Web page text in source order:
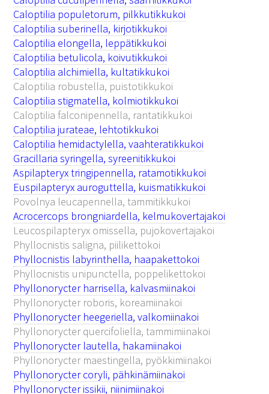
Caloptilia populetorum, pilkkutikkukoi
Caloptilia suberinella, kirjotikkukoi
Caloptilia elongella, leppätikkukoi
Caloptilia betulicola, koivutikkukoi
Caloptilia alchimiella, kultatikkukoi
Caloptilia robustella, puistotikkukoi
Caloptilia stigmatella, kolmiotikkukoi
Caloptilia falconipennella, rantatikkukoi
Caloptilia jurateae, lehtotikkukoi
Caloptilia hemidactylella, vaahteratikkukoi
Gracillaria syringella, syreenitikkukoi
Aspilapteryx tringipennella, ratamotikkukoi
Euspilapteryx auroguttella, kuismatikkukoi
Povolnya leucapennella, tammitikkukoi
Acrocercops brongniardella, kelmukovertajakoi
Leucospilapteryx omissella, pujokovertajakoi
Phyllocnistis saligna, piilikettokoi
Phyllocnistis labyrinthella, haapakettokoi
Phyllocnistis unipunctella, poppelikettokoi
Phyllonorycter harrisella, kalvasmiinakoi
Phyllonorycter roboris, koreamiinakoi
Phyllonorycter heegeriella, valkomiinakoi
Phyllonorycter quercifoliella, tammimiinakoi
Phyllonorycter lautella, hakamiinakoi
Phyllonorycter maestingella, pyökkimiinakoi
Phyllonorycter coryli, pähkinämiinakoi
Phyllonorycter issikii, niinimiinakoi